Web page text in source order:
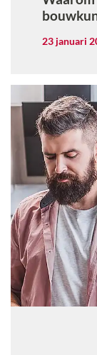
23 januari